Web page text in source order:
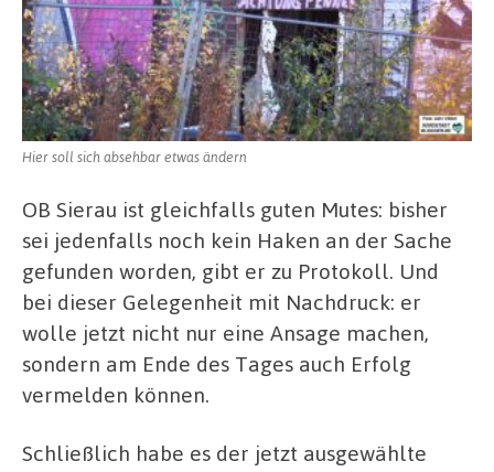
Hier soll sich absehbar etwas ändern
OB Sierau ist gleichfalls guten Mutes: bisher
sei jedenfalls noch kein Haken an der Sache
gefunden worden, gibt er zu Protokoll. Und
bei dieser Gelegenheit mit Nachdruck: er
wolle jetzt nicht nur eine Ansage machen,
sondern am Ende des Tages auch Erfolg
vermelden können.
Schließlich habe es der jetzt ausgewählte